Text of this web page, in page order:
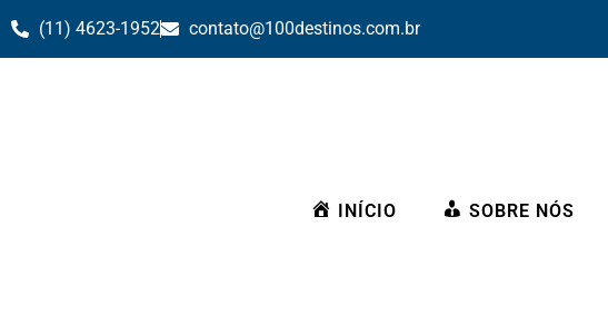
(11) 4623-1952 contato@100destinos.com.br
INÍCIO SOBRE NÓS